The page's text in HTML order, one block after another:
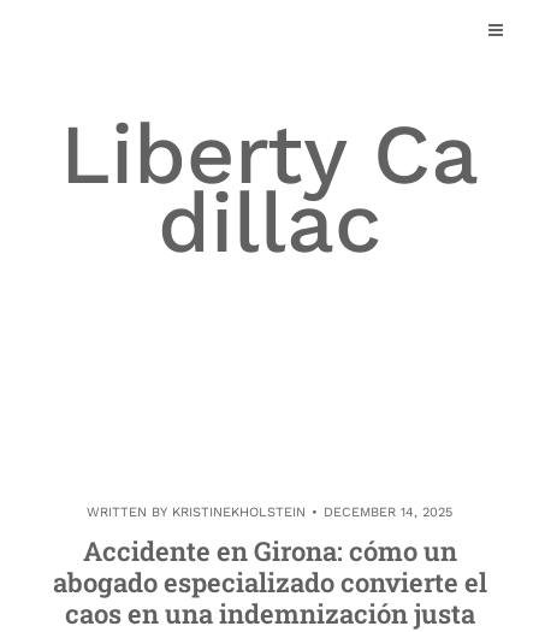
Liberty Ca
dillac
WRITTEN BY KRISTINEKHOLSTEIN DECEMBER 14, 2025
Accidente en Girona: cómo un
abogado especializado convierte el
caos en una indemnización justa